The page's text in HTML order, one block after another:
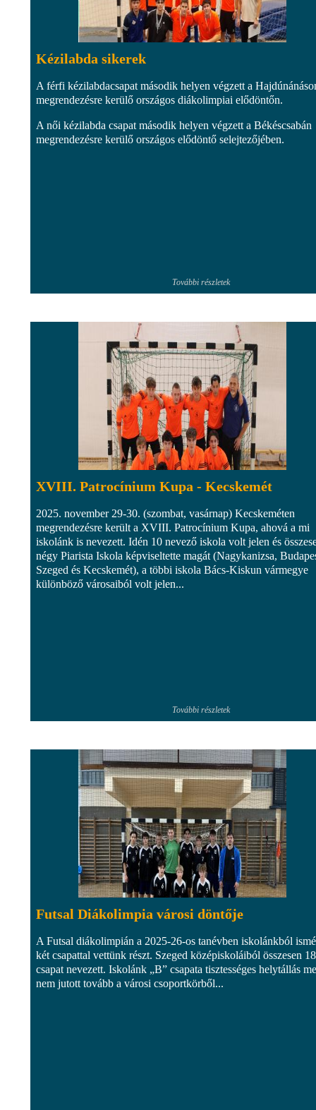
Kézilabda sikerek
A férfi kézilabdacsapat második helyen végzett a
megrendezésre kerülő országos diákolimpiai elődöntőn.
A női kézilabda csapat második helyen végzett a Békéscsabán
megrendezésre kerülő országos elődöntő selejtezőjében.
További részletek
XVIII. Patrocínium Kupa - Kecskemét
2025. november 29-30. (szombat, vasárnap) Kecskeméten
megrendezésre került a XVIII. Patrocínium Kupa, ahová a mi
iskolánk is nevezett. Idén 10 nevező iskola volt jelen és
négy Piarista Iskola képviseltette magát (Nagykanizsa,
Szeged és Kecskemét), a többi iskola Bács-Kiskun vármegye
különböző városaiból volt jelen...
További részletek
Futsal Diákolimpia városi döntője
A Futsal diákolimpián a 2025-26-os tanévben iskolánkból
két csapattal vettünk részt. Szeged középiskoláiból összesen 18
csapat nevezett. Iskolánk „B” csapata tisztességes helytállás
nem jutott tovább a városi csoportkörből...